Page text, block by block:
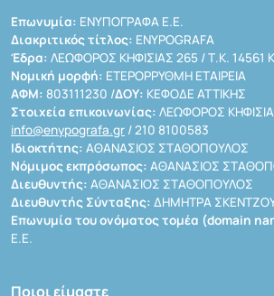
Επωνυμία: ΕΝΥΠΟΓΡΑΦΑ Ε.Ε.
Διακριτικός τίτλος: ENYPOGRAFA
Έδρα: ΛΕΩΦΟΡΟΣ ΚΗΦΙΣΙΑΣ 265 / Τ.Κ. 14561
Νομική μορφή: ΕΤΕΡΟΡΡΥΘΜΗ ΕΤΑΙΡΕΙΑ
ΑΦΜ: 803111230 /ΔΟΥ: ΚΕΦΟΔΕ ΑΤΤΙΚΗΣ
Στοιχεία επικοινωνίας: ΛΕΩΦΟΡΟΣ
info@enypografa.gr / 210 8100583
Ιδιοκτήτης: ΑΘΑΝΑΣΙΟΣ ΣΤΑΘΟΠΟΥΛΟΣ
Νόμιμος εκπρόσωπος: ΑΘΑΝΑΣΙΟΣ
Διευθυντής: ΑΘΑΝΑΣΙΟΣ ΣΤΑΘΟΠΟΥΛΟΣ
Διευθυντής Σύνταξης: ΔΗΜΗΤΡΑ
Επωνυμία του ονόματος τομέα (domain
Ε.Ε.
Ποιοι είμαστε